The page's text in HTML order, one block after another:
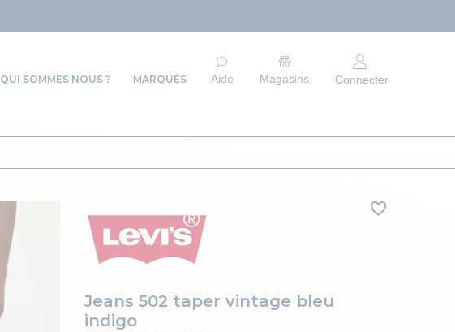
QUI SOMMES NOUS ? MARQUES Aide Magasins Connecter
Jeans 502 taper vintage bleu
indigo